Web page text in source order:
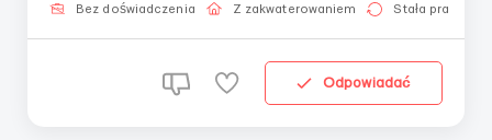
приветствуется. — Обязанности -комплектация
Bez doświadczenia Z zakwaterowaniem Stała praca
Odpowiadać